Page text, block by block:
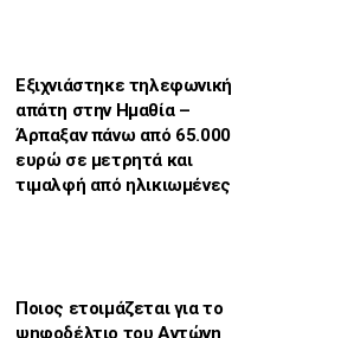
Εξιχνιάστηκε τηλεφωνική
απάτη στην Ημαθία –
Άρπαξαν πάνω από 65.000
ευρώ σε μετρητά και
τιμαλφή από ηλικιωμένες
Ποιος ετοιμάζεται για το
ψηφοδέλτιο του Αντώνη